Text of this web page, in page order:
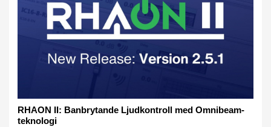
RHAON II: Banbrytande Ljudkontroll med Omnibeam-
teknologi